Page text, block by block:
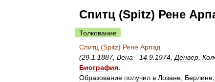
Спитц (Spitz) Рене
Толкование
Спитц (Spitz) Рене Арпад
(29 1 1887, Вена - 14 9 1974 Денвер
Биография.
Образование получил в Лозане Берлине